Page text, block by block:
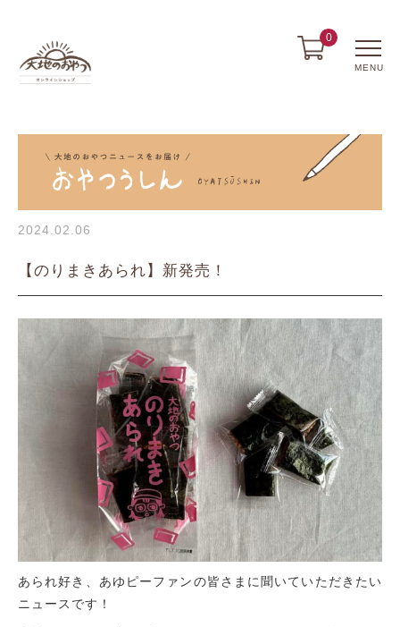
0
MENU
2024.02.06
【のりまきあられ】新発売！
あられ好き、あゆピーファンの皆さまに聞いていただきたい
ニュースです！